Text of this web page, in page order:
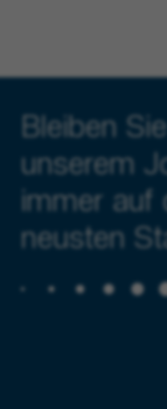
Bleiben
unserem
immer auf
neusten